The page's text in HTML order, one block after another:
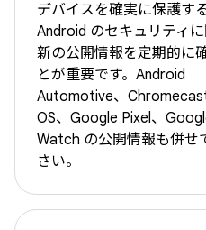
デバイスを確実に保護す
Android のセキュリティ
新の公開情報を定期的に
とが重要です。Android
Automotive、
OS、Google Pixel、
Watch の公開情報も併せ
さい。